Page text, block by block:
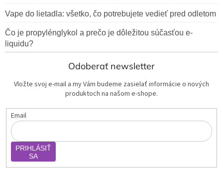
Vape do lietadla: všetko, čo potrebujete vedieť pred odletom
Čo je propylénglykol a prečo je dôležitou súčasťou e-
liquidu?
Odoberať newsletter
Vložte svoj e-mail a my Vám budeme zasielať informácie o nových
produktoch na našom e-shope.
Email
PRIHLÁSIŤ
SA